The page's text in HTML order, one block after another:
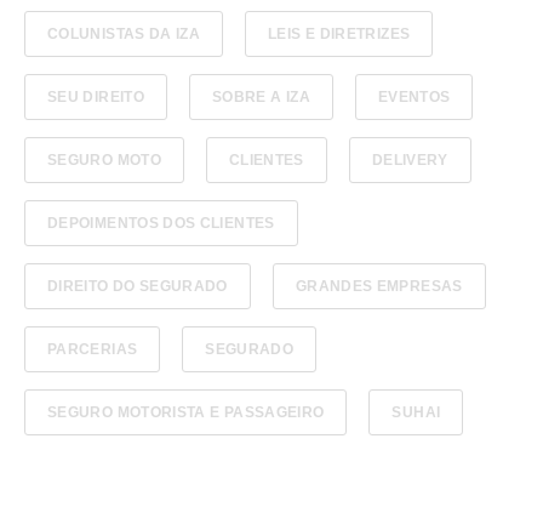
COLUNISTAS DA IZA LEIS E DIRETRIZES
SEU DIREITO SOBRE A IZA EVENTOS
SEGURO MOTO CLIENTES DELIVERY
DEPOIMENTOS DOS CLIENTES
DIREITO DO SEGURADO GRANDES EMPRESAS
PARCERIAS SEGURADO
SEGURO MOTORISTA E PASSAGEIRO SUHAI